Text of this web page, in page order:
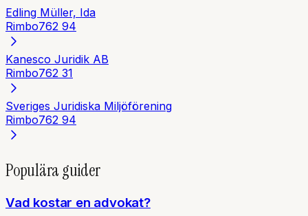
Edling Müller, Ida
Rimbo762 94
Kanesco Juridik AB
Rimbo762 31
Sveriges Juridiska Miljöförening
Rimbo762 94
Populära guider
Vad kostar en advokat?